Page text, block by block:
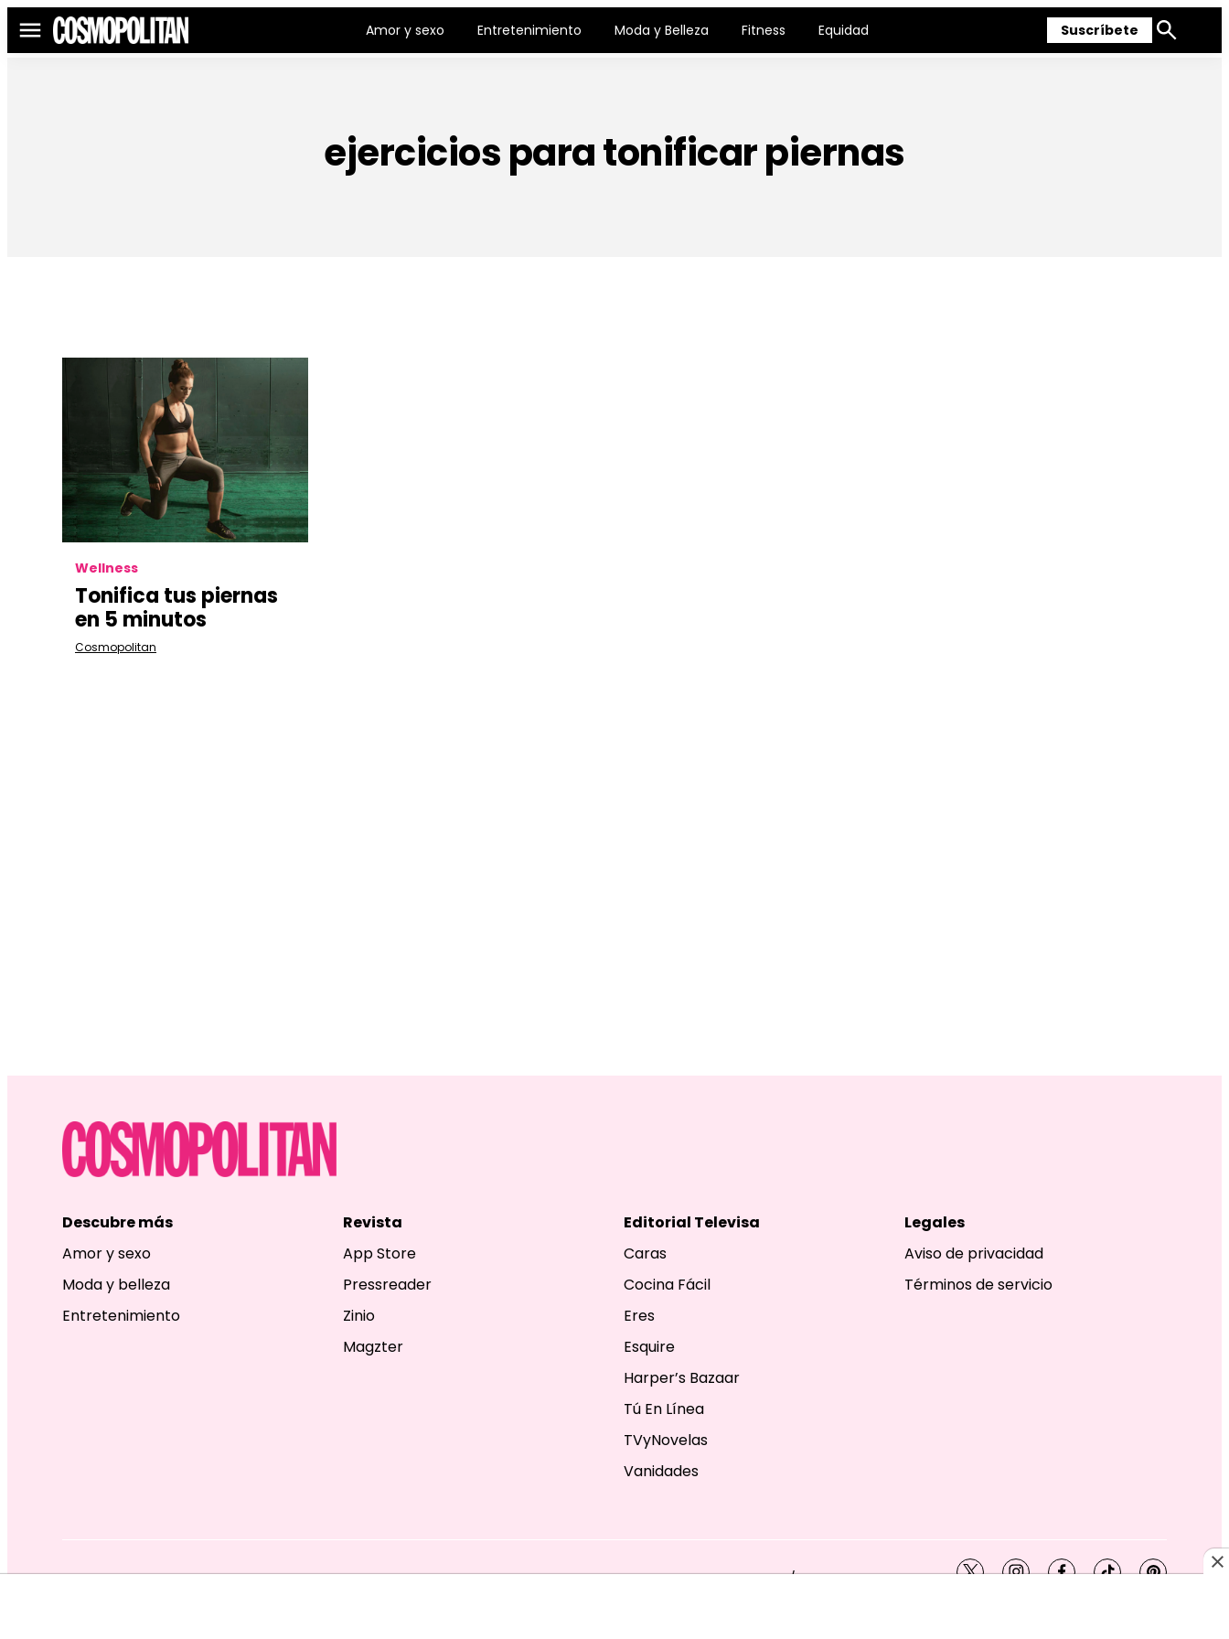
Menú Amor y sexo Entretenimiento Moda y Belleza Fitness Equidad Suscríbete
Mostrar
ejercicios para tonificar piernas
Wellness
Tonifica tus piernas
en 5 minutos
Cosmopolitan
Descubre más
Amor y sexo
Moda y belleza
Entretenimiento
Revista
App Store
Pressreader
Zinio
Magzter
Editorial Televisa
Caras
Cocina Fácil
Eres
Esquire
Harper’s Bazaar
Tú En Línea
TVyNovelas
Vanidades
Legales
Aviso de privacidad
Términos de servicio
EDITORIAL TELEVISA S.A. DE C.V. TODOS LOS DERECHOS RESERVADOS. TBG - EDITORIAL TELEVISA - LIFESTYLES - BEAUTY / FASHION twitterinstagramfacebook
tiktokpinterest